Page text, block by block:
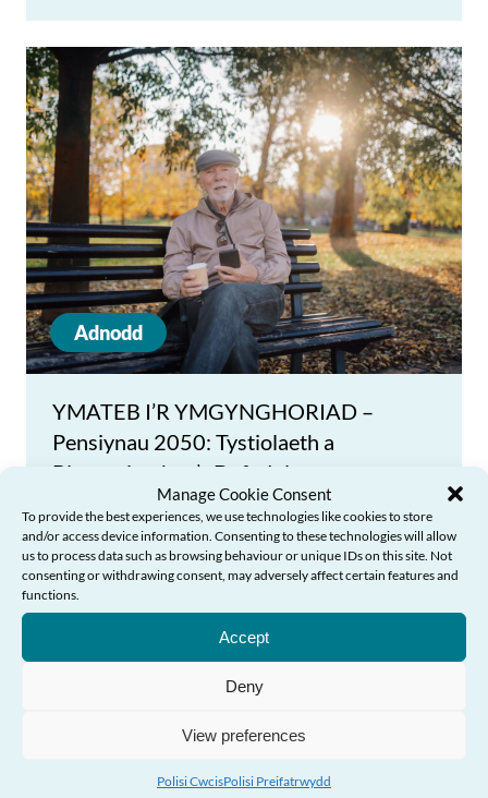
Manage Cookie Consent
To provide the best experiences, we use technologies like cookies to store
and/or access device information. Consenting to these technologies will allow
us to process data such as browsing behaviour or unique IDs on this site. Not
consenting or withdrawing consent, may adversely affect certain features and
functions.
Accept
Deny
View preferences
Polisi CwcisPolisi Preifatrwydd
Angen Help?
Adnodd
YMATEB I’R YMGYNGHORIAD –
Pensiynau 2050: Tystiolaeth a
Blaenoriaethau’r Dyfodol